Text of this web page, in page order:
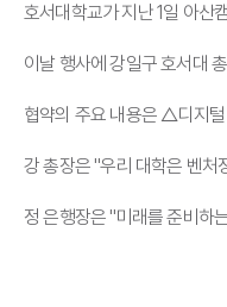
호서대학교가 지난 1일 아산
이날 행사에 강일구 호서대
협약의 주요 내용은 △디지
강 총장은 "우리 대학은 벤처
정 은행장은 "미래를 준비하